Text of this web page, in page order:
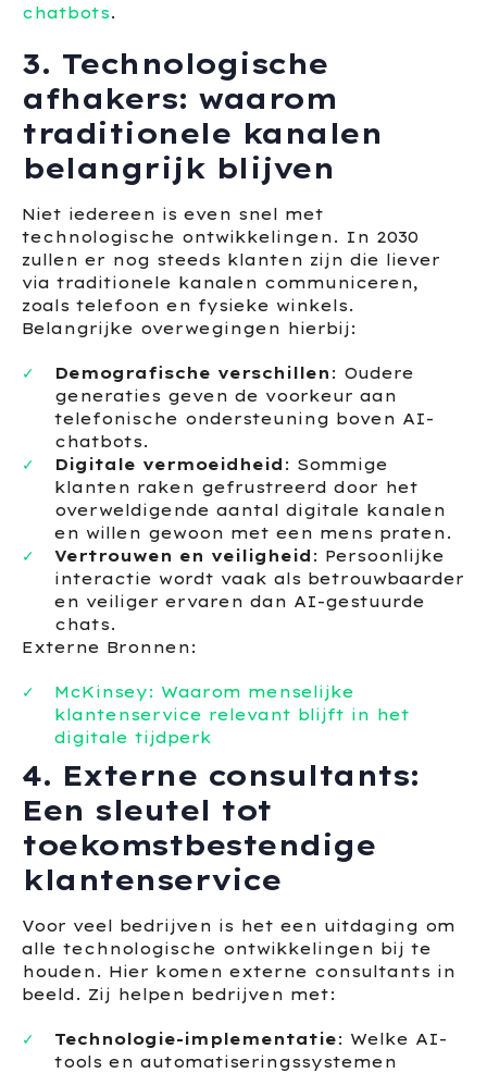
chatbots.
3. Technologische
afhakers: waarom
traditionele kanalen
belangrijk blijven
Niet iedereen is even snel met
technologische ontwikkelingen. In 2030
zullen er nog steeds klanten zijn die liever
via traditionele kanalen communiceren,
zoals telefoon en fysieke winkels.
Belangrijke overwegingen hierbij:
Demografische verschillen : Oudere
generaties geven de voorkeur aan
telefonische ondersteuning boven AI-
chatbots.
Digitale vermoeidheid : Sommige
klanten raken gefrustreerd door het
overweldigende aantal digitale kanalen
en willen gewoon met een mens praten.
Vertrouwen en veiligheid : Persoonlijke
interactie wordt vaak als betrouwbaarder
en veiliger ervaren dan AI-gestuurde
chats.
Externe Bronnen:
McKinsey: Waarom menselijke
klantenservice relevant blijft in het
digitale tijdperk
4. Externe consultants:
Een sleutel tot
toekomstbestendige
klantenservice
Voor veel bedrijven is het een uitdaging om
alle technologische ontwikkelingen bij te
houden. Hier komen externe consultants in
beeld. Zij helpen bedrijven met:
Technologie-implementatie: Welke AI-
tools en automatiseringssystemen